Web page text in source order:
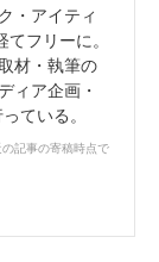
・アイティ
フリーに。
材・執筆の
ィア企画・
ている。
記事の寄稿時点で